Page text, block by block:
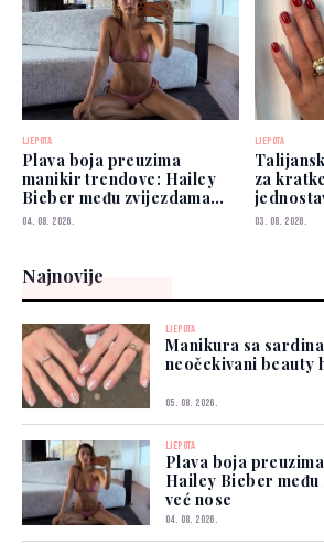
LJEPOTA
Plava boja preuzima
manikir trendove: Hailey
Bieber među zvijezdama
koje je već nose
04. 08. 2026.
LJEPOTA
za
vizualno
03. 08. 2026.
Najnovije
LJEPOTA
Manikura sa
neočekivani beauty
05. 08. 2026.
LJEPOTA
Plava boja
Hailey Bieber među
već nose
04. 08. 2026.